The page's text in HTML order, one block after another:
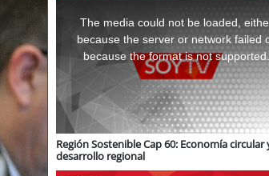
window.
The media could not be loaded,
because the server or network failed
because the format is not supported.
Región Sostenible Cap 60: Economía circular
desarrollo regional